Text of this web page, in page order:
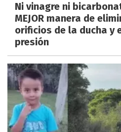
Ni vinagre ni
MEJOR manera de
orificios de la ducha y
presión